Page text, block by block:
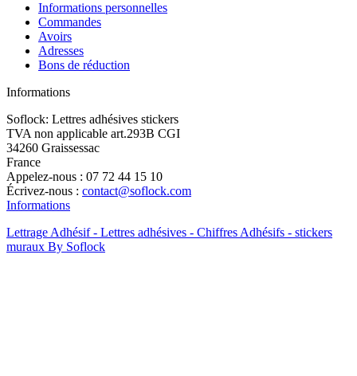
Informations personnelles
Commandes
Avoirs
Adresses
Bons de réduction
Informations
Soflock: Lettres adhésives stickers
TVA non applicable art.293B CGI
34260 Graissessac
France
Appelez-nous : 07 72 44 15 10
Écrivez-nous : contact@soflock.com
Informations
Lettrage Adhésif - Lettres adhésives - Chiffres Adhésifs - stickers
muraux By Soflock